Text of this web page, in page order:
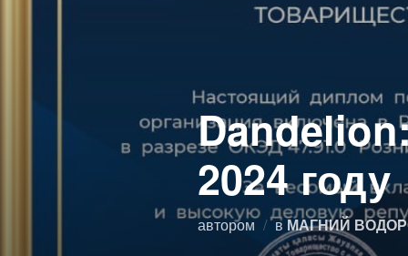
2024 году
автором вМАГНИЙ